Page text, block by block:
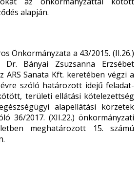
alapján.
Önkormányzata a 43/2015. (II.26.)
Dr. Bányai Zsuzsanna Erzsébet
ARS Sanata Kft. keretében végzi a
szóló határozott idejű feladat-
területi ellátási kötelezettség
alapellátási körzetek
36/2017. (XII.22.) önkormányzati
meghatározott 15. számú